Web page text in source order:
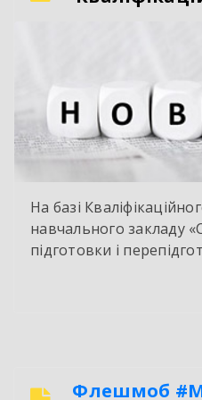
На базі
навчального закладу
підготовки і
оцінювання і
присвоєння ІІ-го
Флешмоб